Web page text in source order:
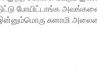
போயிட்டாங்க
இன்னும்மொரு சுனாமி